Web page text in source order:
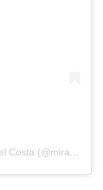
Uma publicação compartilhada por Abimael Costa (@mirandadonorte_noticias)